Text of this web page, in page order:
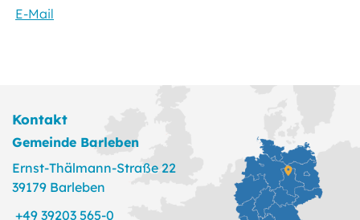
E-Mail
Kontakt
Gemeinde Barleben
Ernst-Thälmann-Straße 22
39179 Barleben
+49 39203 565-0